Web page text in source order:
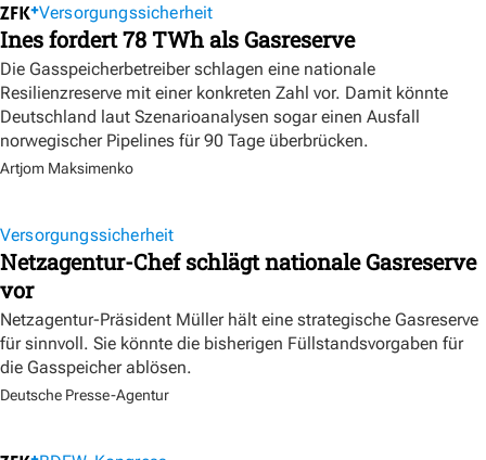
Versorgungssicherheit
Ines fordert 78 TWh als Gasreserve
Die Gasspeicherbetreiber schlagen eine nationale
Resilienzreserve mit einer konkreten Zahl vor. Damit könnte
Deutschland laut Szenarioanalysen sogar einen Ausfall
norwegischer Pipelines für 90 Tage überbrücken.
Artjom Maksimenko
Versorgungssicherheit
Netzagentur-Chef schlägt nationale Gasreserve
vor
Netzagentur-Präsident Müller hält eine strategische Gasreserve
für sinnvoll. Sie könnte die bisherigen Füllstandsvorgaben für
die Gasspeicher ablösen.
Deutsche Presse-Agentur